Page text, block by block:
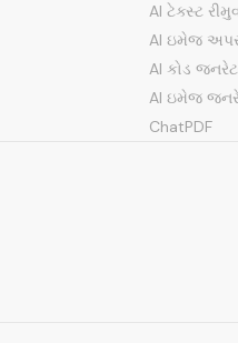
AI ટેક્સ્ટ
AI ઇમેજ
AI કોડ
AI ઇમેજ
ChatPDF